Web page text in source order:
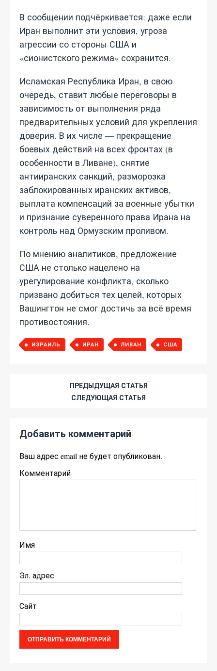
В сообщении подчёркивается: даже если
Иран выполнит эти условия, угроза
агрессии со стороны США и
«сионистского режима» сохранится.
Исламская Республика Иран, в свою
очередь, ставит любые переговоры в
зависимость от выполнения ряда
предварительных условий для укрепления
доверия. В их числе — прекращение
боевых действий на всех фронтах (в
особенности в Ливане), снятие
антииранских санкций, разморозка
заблокированных иранских активов,
выплата компенсаций за военные убытки
и признание суверенного права Ирана на
контроль над Ормузским проливом.
По мнению аналитиков, предложение
США не столько нацелено на
урегулирование конфликта, сколько
призвано добиться тех целей, которых
Вашингтон не смог достичь за всё время
противостояния.
ИЗРАИЛЬ ИРАН ЛИВАН США
ПРЕДЫДУЩАЯ СТАТЬЯ
СЛЕДУЮЩАЯ СТАТЬЯ
Добавить комментарий
Ваш адрес email не будет опубликован.
Комментарий
Имя
Эл. адрес
Сайт